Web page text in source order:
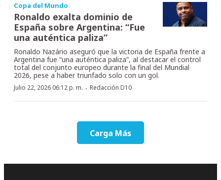
Copa del Mundo
Ronaldo exalta dominio de
España sobre Argentina: “Fue
una auténtica paliza”
Ronaldo Nazário aseguró que la victoria de España frente a
Argentina fue “una auténtica paliza”, al destacar el control
total del conjunto europeo durante la final del Mundial
2026, pese a haber triunfado solo con un gol.
Julio 22, 2026 06:12 p. m. · Redacción D10
Carga Más